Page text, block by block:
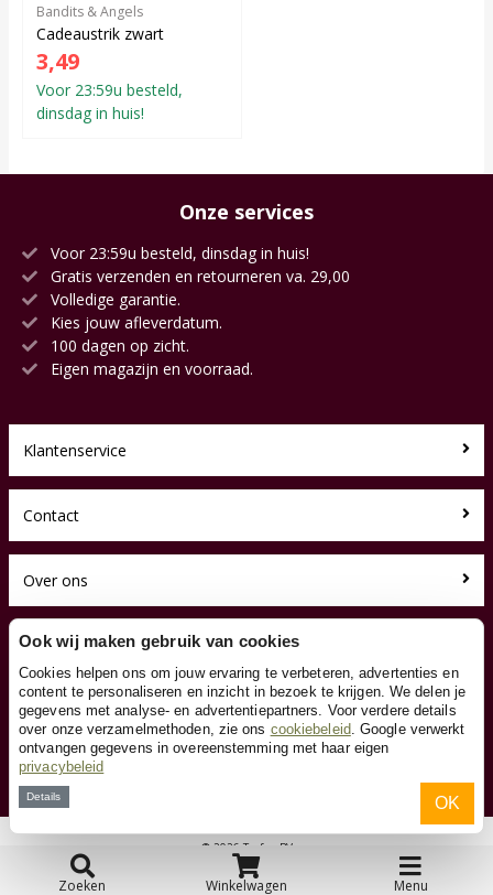
Zoeken Winkelwagen Menu
Bandits & Angels
Cadeaustrik zwart
3,49
Voor 23:59u besteld,
dinsdag in huis!
Onze services
Voor 23:59u besteld, dinsdag in huis!
Gratis verzenden en retourneren va. 29,00
Volledige garantie.
Kies jouw afleverdatum.
100 dagen op zicht.
Eigen magazijn en voorraad.
Klantenservice
Contact
Over ons
Toyfan BV
Skelters.nl
Waterwinweg 9
7572 PD Oldenzaal
Tel. 0541-228000
Facebook
Instagram
© 2026 Toyfan BV
Disclaimer
Ook wij maken gebruik van cookies
Cookies helpen ons om jouw ervaring te verbeteren, advertenties en
content te personaliseren en inzicht in bezoek te krijgen. We delen je
gegevens met analyse- en advertentiepartners. Voor verdere details
over onze verzamelmethoden, zie ons cookiebeleid. Google verwerkt
ontvangen gegevens in overeenstemming met haar eigen
privacybeleid
Details OK